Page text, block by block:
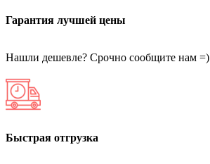
Гарантия лучшей цены
Нашли дешевле? Срочно сообщите нам =)
Быстрая отгрузка